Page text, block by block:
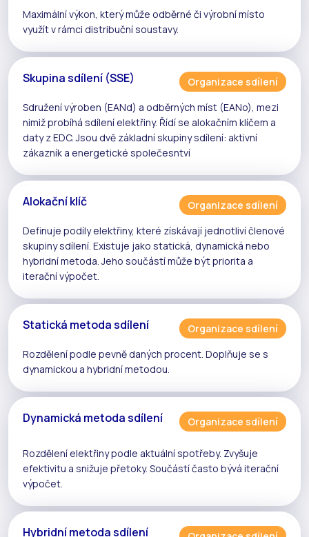
Maximální výkon, který může odběrné či výrobní místo
využít v rámci distribuční soustavy.
Skupina sdílení (SSE)
Organizace sdílení
Sdružení výroben (EANd) a odběrných míst (EANo), mezi
nimiž probíhá sdílení elektřiny. Řídí se alokačním klíčem a
daty zEDC. Jsou dvě základní skupiny sdílení: aktivní
zákazník a energetické společesntví
Alokační klíč
Organizace sdílení
Definuje podíly elektřiny, které získávají jednotliví členové
skupiny sdílení. Existuje jako statická, dynamická nebo
hybridní metoda. Jeho součástí může být priorita a
iteračnívýpočet.
Statická metoda sdílení
Organizace sdílení
Rozdělení podle pevně daných procent. Doplňuje se s
dynamickou a hybridnímetodou.
Dynamická metoda sdílení Organizace sdílení
Rozdělení elektřiny podle aktuální spotřeby. Zvyšuje
efektivitu a snižuje přetoky. Součástí často bývá iterační
výpočet.
Hybridní metoda sdílení